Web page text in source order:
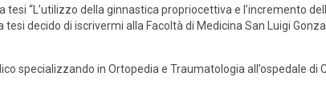
“L’utilizzo della ginnastica propriocettiva e l’incremento
decido di iscrivermi alla Facoltà di Medicina San Luigi
specializzando in Ortopedia e Traumatologia all’ospedale di